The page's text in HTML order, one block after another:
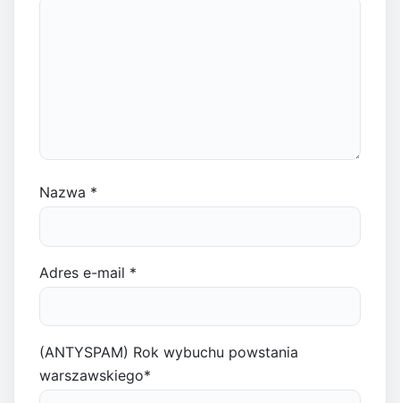
Nazwa *
Adres e-mail *
(ANTYSPAM) Rok wybuchu powstania
warszawskiego*